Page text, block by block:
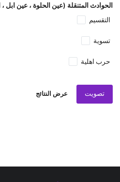
الحوادث المتنقلة (عين الحلوة ، عين ابل
التقسيم
تسوية
حرب اهلية
تصويت عرض النتائج